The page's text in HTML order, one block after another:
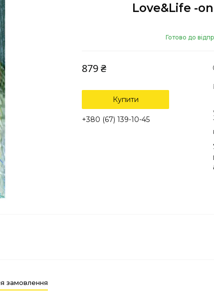
Love&Life -
Готово до
879 ₴
Купити
+380 (67) 139-10-45
замовлення